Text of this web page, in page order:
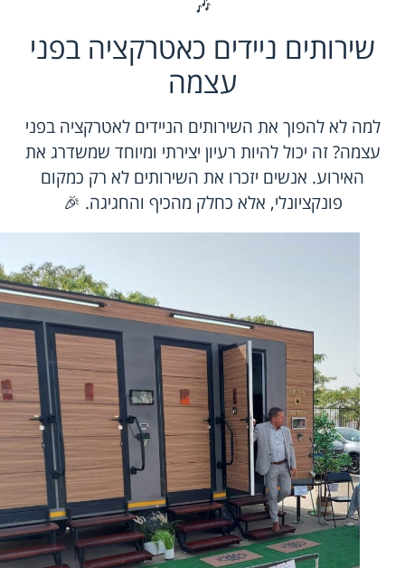
🎶
שירותים ניידים כאטרקציה בפני
עצמה
למה לא להפוך את השירותים הניידים לאטרקציה בפני
עצמה? זה יכול להיות רעיון יצירתי ומיוחד שמשדרג את
האירוע. אנשים יזכרו את השירותים לא רק כמקום
פונקציונלי, אלא כחלק מהכיף והחגיגה. 🎉